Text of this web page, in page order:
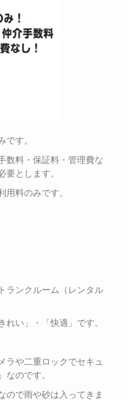
です。
数料・保証料・管理費な
要とします。
用料のみです。
ランクルーム（レンタル
い」・「快適」です。
ラや二重ロックでセキュ
なのです。
ので雨や砂は入ってきま